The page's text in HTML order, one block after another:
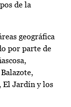
de la
geográfica
por parte de
El Jardín y los